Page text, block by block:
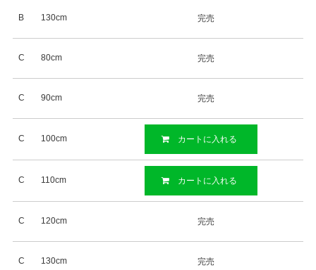
B 130cm 完売
C 80cm 完売
C 90cm 完売
C 100cm カートに入れる
C 110cm カートに入れる
C 120cm 完売
C 130cm 完売